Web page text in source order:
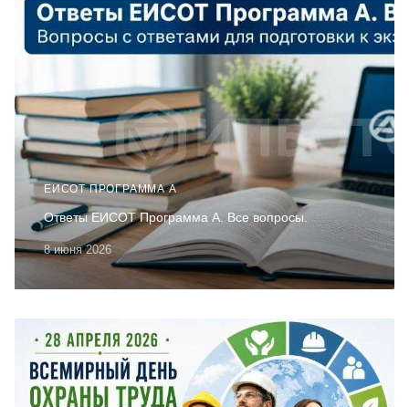
ЕИСОТ ПРОГРАММА А
8 июня 2026
Ответы ЕИСОТ Программа А. Все вопросы.